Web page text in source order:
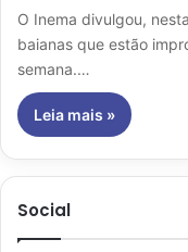
O Inema divulgou,
baianas que estão
semana.…
Leia mais »
Social